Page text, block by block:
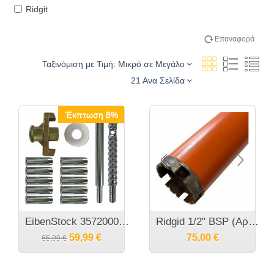
Ridgit
Επαναφορά
Ταξινόμιση με Τιμή: Μικρό σε Μεγάλο
21 Ανα Σελίδα
Έκπτωση 8%
EibenStock 35720000 Σέτ σύσφιξης για μπετόν/πέτρα
65,00 € 59,99 €
Ridgid 1/2" BSP (Αρσ) Διαμαντοκορώνες για καροτιέρες [μικρών διαμετρήματα]
75,00 €